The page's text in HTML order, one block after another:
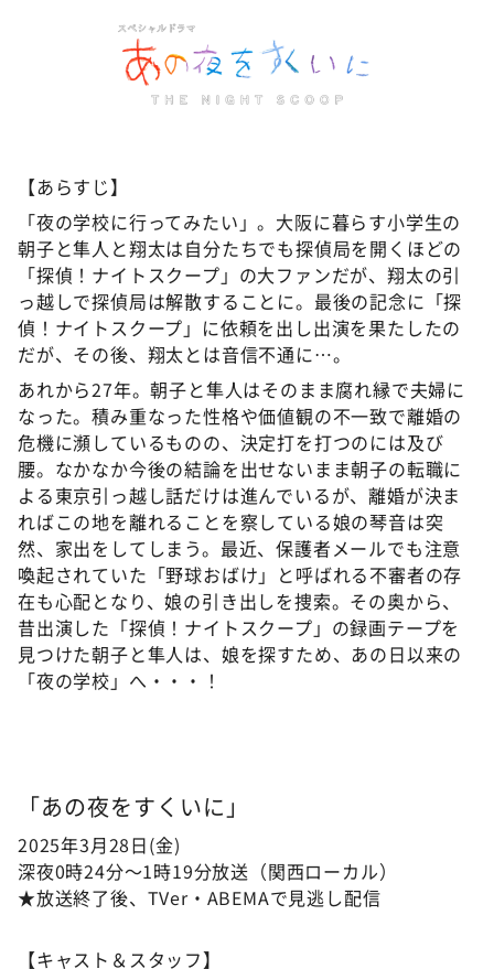
【あらすじ】
「夜の学校に行ってみたい」。大阪に暮らす小学生の
朝子と隼人と翔太は自分たちでも探偵局を開くほどの
「探偵！ナイトスクープ」の大ファンだが、翔太の引
っ越しで探偵局は解散することに。最後の記念に「探
偵！ナイトスクープ」に依頼を出し出演を果たしたの
だが、その後、翔太とは音信不通に…。
あれから27年。朝子と隼人はそのまま腐れ縁で夫婦に
なった。積み重なった性格や価値観の不一致で離婚の
危機に瀕しているものの、決定打を打つのには及び
腰。なかなか今後の結論を出せないまま朝子の転職に
よる東京引っ越し話だけは進んでいるが、離婚が決ま
ればこの地を離れることを察している娘の琴音は突
然、家出をしてしまう。最近、保護者メールでも注意
喚起されていた「野球おばけ」と呼ばれる不審者の存
在も心配となり、娘の引き出しを捜索。その奥から、
昔出演した「探偵！ナイトスクープ」の録画テープを
見つけた朝子と隼人は、娘を探すため、あの日以来の
「夜の学校」へ・・・！
「あの夜をすくいに」
2025年3月28日(金)
深夜0時24分～1時19分放送（関西ローカル）
★放送終了後、TVer・ABEMAで見逃し配信
【キャスト＆スタッフ】